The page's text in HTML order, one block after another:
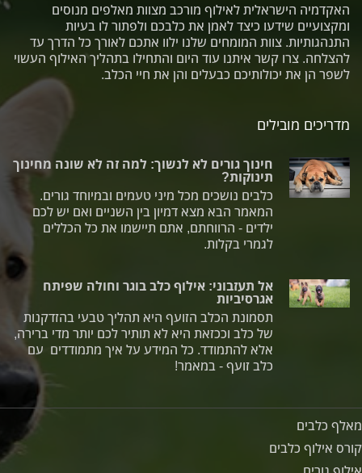
מדריכים מובילים
חינוך גורים לא לנשוך: למה זה לא שונה מחינוך
תינוקות?
כלבים נושכים מכל מיני טעמים ובמיוחד גורים.
המאמר הבא מצא דמיון בין השניים ואם יש לכם
ילדים - הרווחתם, אתם תיישמו את כל הכללים
לגמרי בקלות.
אל תעזבוני: אילוף כלב בוגר וחולה שפיתח
אגרסיביות
תסמונת הכלב הזועף היא תהליך טבעי בהזדקנות
של כלב וככזאת היא לא תותיר לכם יותר מדי ברירה,
אלא להתמודד. כל המידע על איך מתמודדים עם
כלב זועף - במאמר!
האקדמיה הישראלית לאילוף מורכב מצוות מאלפים מנוסים
ומקצועיים שידעו כיצד לאמן את כלבכם ולפתור לו בעיות
התנהגותיות. צוות המומחים שלנו ילוו אתכם לאורך כל הדרך עד
להצלחה. צרו קשר איתנו עוד היום והתחילו בתהליך האילוף העשוי
לשפר הן את יכולותיכם כבעלים והן את חיי הכלב.
מאלף כלבים
קורס אילוף כלבים